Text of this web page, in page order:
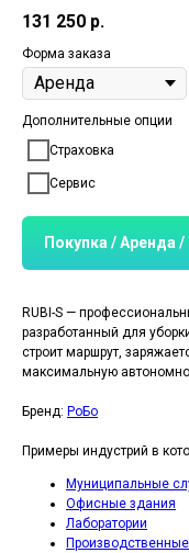
131 250 р.
Форма заказа
Дополнительные опции
Страховка
Сервис
Покупка / Аренда
RUBI-S —
разработанный для
строит маршрут,
максимальную
Бренд: РоБо
Примеры индустрий в
Муниципальные
Офисные здания
Лаборатории